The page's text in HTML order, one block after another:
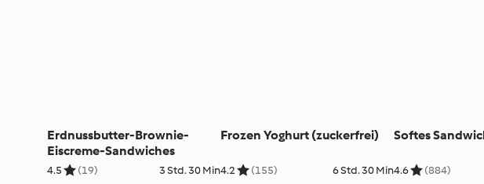
Erdnussbutter-Brownie-
Eiscreme-Sandwiches
4.5 (19) 3 Std. 30 Min
Frozen Yoghurt (zuckerfrei)
4.2 (155) 6 Std. 30 Min
Softes
4.6 (884)